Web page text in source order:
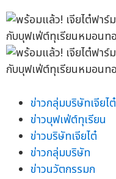
ข่าวกลุ่มบริษัทเจียไต๋
ข่าวบุฟเฟ่ต์ทุเรียน
ข่าวบริษัทเจียไต๋
ข่าวกลุ่มบริษัท
ข่าวนวัตกรรมก